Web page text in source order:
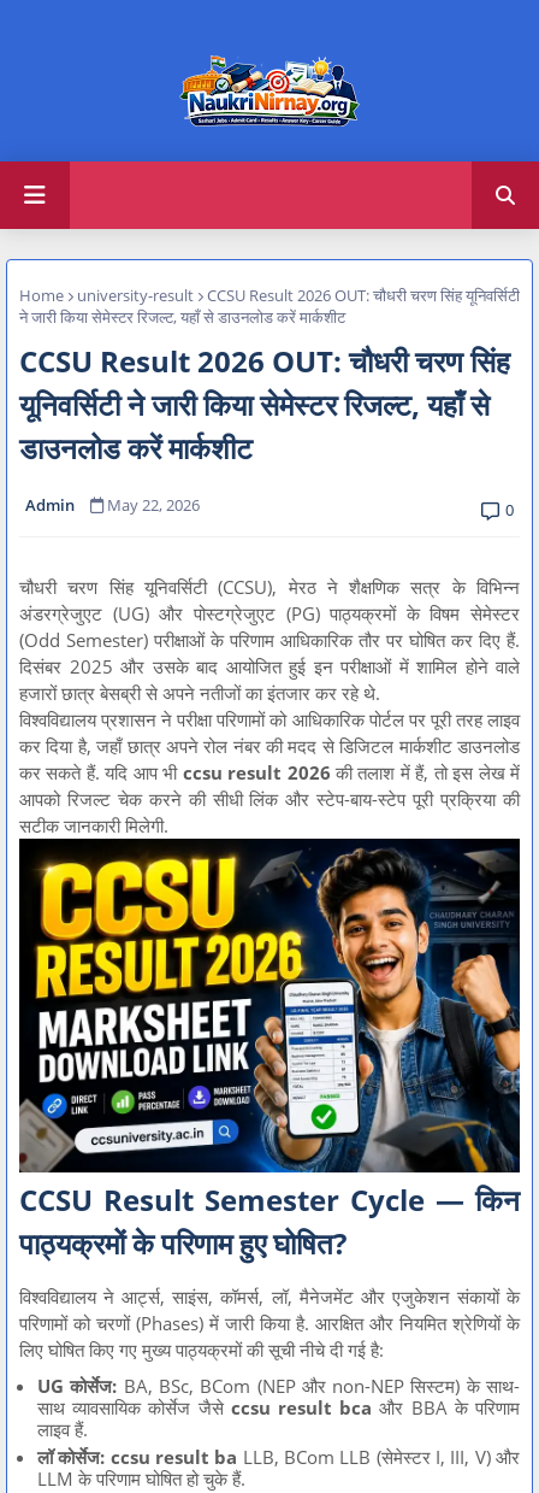
Home university-result
CCSU Result 2026 OUT: चौधरी चरण सिंह यूनिवर्सिटी
ने जारी किया सेमेस्टर रिजल्ट, यहाँ से डाउनलोड करें मार्कशीट
CCSU Result 2026 OUT: चौधरी चरण सिंह
यूनिवर्सिटी ने जारी किया सेमेस्टर रिजल्ट, यहाँ से
डाउनलोड करें मार्कशीट
Admin May 22, 2026 0
चौधरी चरण सिंह यूनिवर्सिटी (CCSU), मेरठ ने शैक्षणिक सत्र के विभिन्न
अंडरग्रेजुएट (UG) और पोस्टग्रेजुएट (PG) पाठ्यक्रमों के विषम सेमेस्टर
(Odd Semester) परीक्षाओं के परिणाम आधिकारिक तौर पर घोषित कर दिए हैं.
दिसंबर 2025 और उसके बाद आयोजित हुई इन परीक्षाओं में शामिल होने वाले
हजारों छात्र बेसब्री से अपने नतीजों का इंतजार कर रहे थे.
विश्वविद्यालय प्रशासन ने परीक्षा परिणामों को आधिकारिक पोर्टल पर पूरी तरह लाइव
कर दिया है, जहाँ छात्र अपने रोल नंबर की मदद से डिजिटल मार्कशीट डाउनलोड
कर सकते हैं. यदि आप भी ccsu result 2026 की तलाश में हैं, तो इस लेख में
आपको रिजल्ट चेक करने की सीधी लिंक और स्टेप-बाय-स्टेप पूरी प्रक्रिया की
सटीक जानकारी मिलेगी.
CCSU Result Semester Cycle — किन
पाठ्यक्रमों के परिणाम हुए घोषित?
विश्वविद्यालय ने आर्ट्स, साइंस, कॉमर्स, लॉ, मैनेजमेंट और एजुकेशन संकायों के
परिणामों को चरणों (Phases) में जारी किया है. आरक्षित और नियमित श्रेणियों के
लिए घोषित किए गए मुख्य पाठ्यक्रमों की सूची नीचे दी गई है:
UG कोर्सेज: BA, BSc, BCom (NEP और non-NEP सिस्टम) के साथ-
साथ व्यावसायिक कोर्सेज जैसे ccsu result bca और BBA के परिणाम
लाइव हैं.
लॉ कोर्सेज: ccsu result ba LLB, BCom LLB (सेमेस्टर I, III, V) और
LLM के परिणाम घोषित हो चुके हैं.